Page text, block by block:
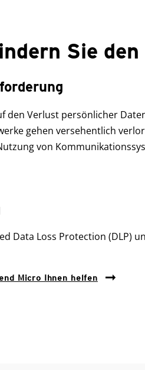
Sie
den Verlust persönlicher
gehen versehentlich
von
Data Loss Protection (DLP)
Micro Ihnen helfen